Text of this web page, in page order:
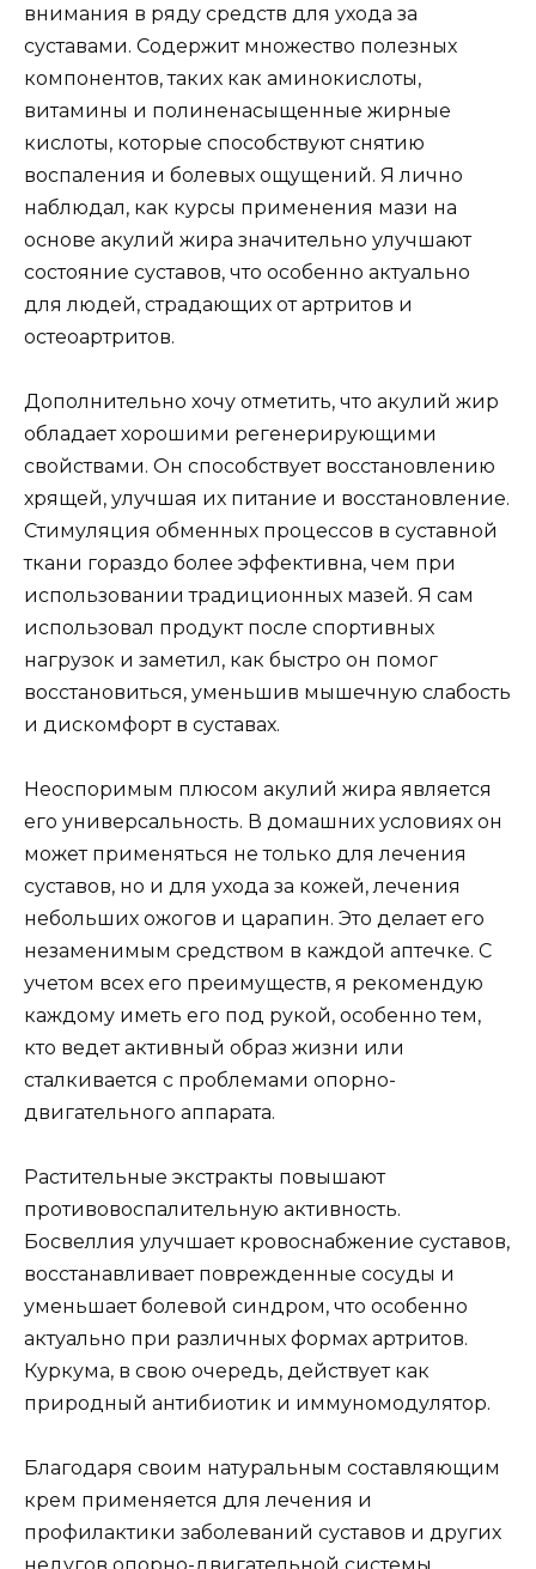
внимания в ряду средств для ухода за
суставами. Содержит множество полезных
компонентов, таких как аминокислоты,
витамины и полиненасыщенные жирные
кислоты, которые способствуют снятию
воспаления и болевых ощущений. Я лично
наблюдал, как курсы применения мази на
основе акулий жира значительно улучшают
состояние суставов, что особенно актуально
для людей, страдающих от артритов и
остеоартритов.
Дополнительно хочу отметить, что акулий жир
обладает хорошими регенерирующими
свойствами. Он способствует восстановлению
хрящей, улучшая их питание и восстановление.
Стимуляция обменных процессов в суставной
ткани гораздо более эффективна, чем при
использовании традиционных мазей. Я сам
использовал продукт после спортивных
нагрузок и заметил, как быстро он помог
восстановиться, уменьшив мышечную слабость
и дискомфорт в суставах.
Неоспоримым плюсом акулий жира является
его универсальность. В домашних условиях он
может применяться не только для лечения
суставов, но и для ухода за кожей, лечения
небольших ожогов и царапин. Это делает его
незаменимым средством в каждой аптечке. С
учетом всех его преимуществ, я рекомендую
каждому иметь его под рукой, особенно тем,
кто ведет активный образ жизни или
сталкивается с проблемами опорно-
двигательного аппарата.
Растительные экстракты повышают
противовоспалительную активность.
Босвеллия улучшает кровоснабжение суставов,
восстанавливает поврежденные сосуды и
уменьшает болевой синдром, что особенно
актуально при различных формах артритов.
Куркума, в свою очередь, действует как
природный антибиотик и иммуномодулятор.
Благодаря своим натуральным составляющим
крем применяется для лечения и
профилактики заболеваний суставов и других